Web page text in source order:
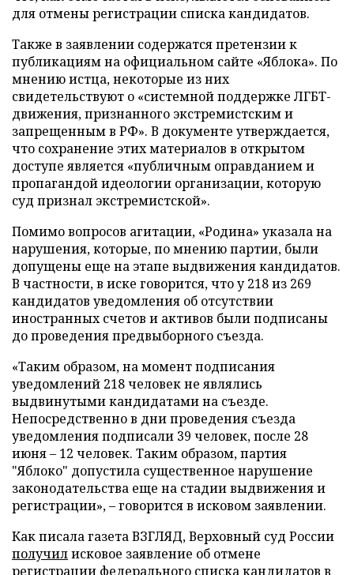
для отмены регистрации списка кандидатов.
Также в заявлении содержатся претензии к
публикациям на официальном сайте «Яблока». По
мнению истца, некоторые из них
свидетельствуют о «системной поддержке ЛГБТ-
движения, признанного экстремистским и
запрещенным в РФ». В документе утверждается,
что сохранение этих материалов в открытом
доступе является «публичным оправданием и
пропагандой идеологии организации, которую
суд признал экстремистской».
Помимо вопросов агитации, «Родина» указала на
нарушения, которые, по мнению партии, были
допущены еще на этапе выдвижения кандидатов.
В частности, в иске говорится, что у 218 из 269
кандидатов уведомления об отсутствии
иностранных счетов и активов были подписаны
до проведения предвыборного съезда.
«Таким образом, на момент подписания
уведомлений 218 человек не являлись
выдвинутыми кандидатами на съезде.
Непосредственно в дни проведения съезда
уведомления подписали 39 человек, после 28
июня – 12 человек. Таким образом, партия
"Яблоко" допустила существенное нарушение
законодательства еще на стадии выдвижения и
регистрации», – говорится в исковом заявлении.
Как писала газета ВЗГЛЯД, Верховный суд России
получилисковое заявление об отмене
регистрации федерального списка кандидатов в